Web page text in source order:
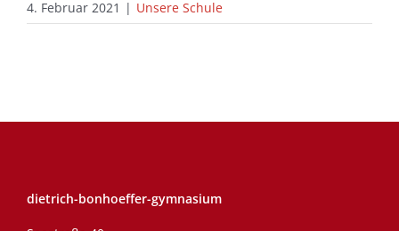
4. Februar 2021 | Unsere Schule
dietrich-bonhoeffer-gymnasium